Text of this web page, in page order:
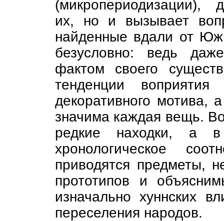
(микропериодизации),
их, но и вызывает
найденные вдали от
безусловно: ведь
фактом своего
тенденции
декоративного мотива,
значима каждая вещь.
редкие находки, а
хронологическое
приводятся предметы,
прототипов и
изначально хуннских
переселения народов.